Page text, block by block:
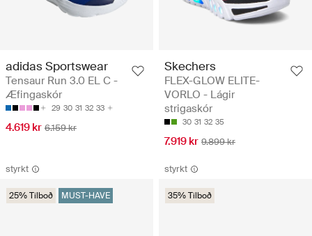
adidas Sportswear
Tensaur Run 3.0 EL C -
Æfingaskór
29 30 31 32 33
4.619 kr 6.159 kr
Skechers
FLEX-GLOW ELITE-
VORLO - Lágir
strigaskór
30 31 32 35
7.919 kr 9.899 kr
styrkt
25% Tilboð MUST-HAVE
styrkt
35% Tilboð